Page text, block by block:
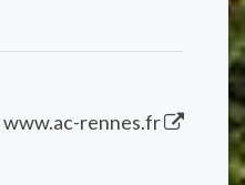
www.ac-rennes.fr